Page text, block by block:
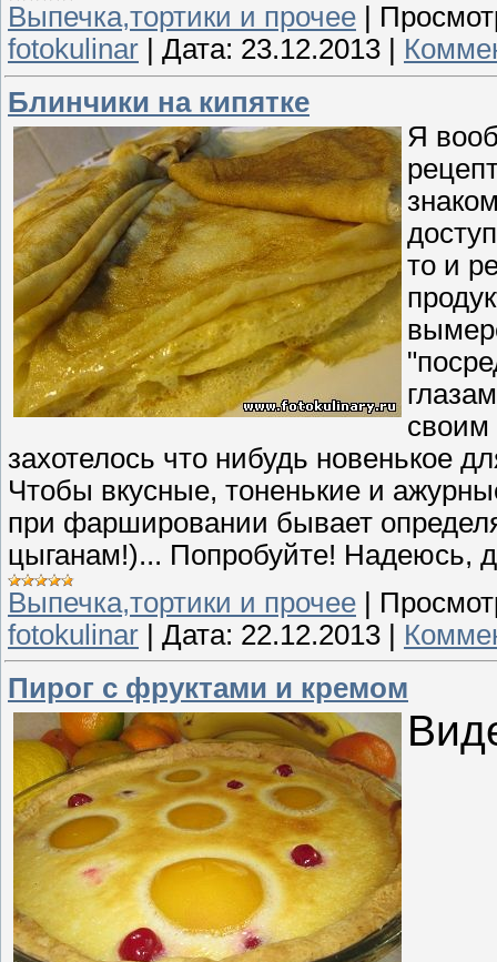
Выпечка,тортики и прочее
fotokulinar
Дата: 23.12.2013
Блинчики на кипятке
Я
то и
своим
захотелось что нибудь новенькое
Чтобы вкусные, тоненькие и
при фаршировании бывает
цыганам!)... Попробуйте! Надеюсь,
Выпечка,тортики и прочее
fotokulinar
Дата: 22.12.2013
Пирог с фруктами и кремом